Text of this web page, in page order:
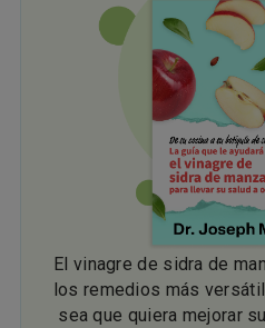
El vinagre de sidra de
los remedios más
sea que quiera mejorar